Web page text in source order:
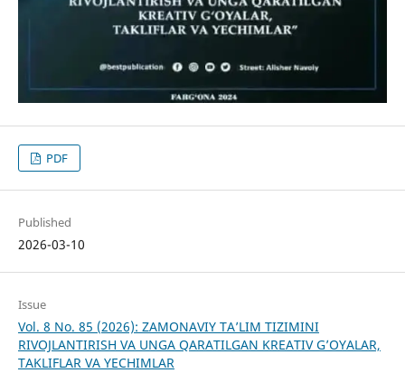
PDF
Published
2026-03-10
Issue
Vol. 8 No. 85 (2026): ZAMONAVIY TA’LIM TIZIMINI
RIVOJLANTIRISH VA UNGA QARATILGAN KREATIV G’OYALAR,
TAKLIFLAR VA YECHIMLAR